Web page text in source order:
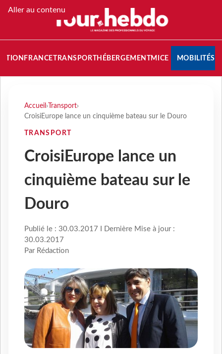
Aller au contenu
FRANCETRANSPORT HÉBERGEMENTMICE MOBILITÉS
Accueil › Transport›
CroisiEurope lance un cinquième bateau sur le Douro
TRANSPORT
CroisiEurope lance un
cinquième bateau sur le
Douro
Publié le : 30.03.2017 I Dernière Mise à jour :
30.03.2017
Par Rédaction